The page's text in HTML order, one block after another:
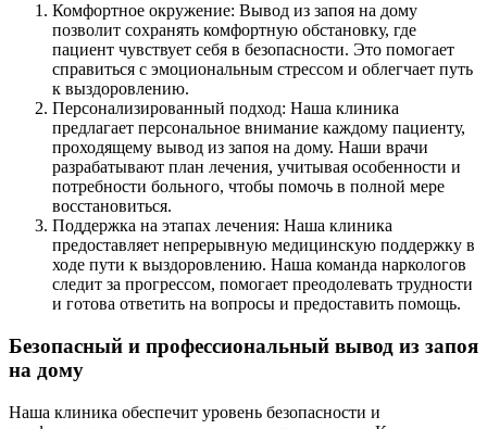
Комфортное окружение: Вывод из запоя на дому
позволит сохранять комфортную обстановку, где
пациент чувствует себя в безопасности. Это помогает
справиться с эмоциональным стрессом и облегчает путь
к выздоровлению.
Персонализированный подход: Наша клиника
предлагает персональное внимание каждому пациенту,
проходящему вывод из запоя на дому. Наши врачи
разрабатывают план лечения, учитывая особенности и
потребности больного, чтобы помочь в полной мере
восстановиться.
Поддержка на этапах лечения: Наша клиника
предоставляет непрерывную медицинскую поддержку в
ходе пути к выздоровлению. Наша команда наркологов
следит за прогрессом, помогает преодолевать трудности
и готова ответить на вопросы и предоставить помощь.
Безопасный и профессиональный вывод из запоя
на дому
Наша клиника обеспечит уровень безопасности и